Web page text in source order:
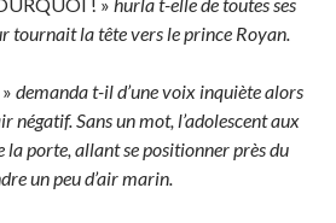
tournait la tête vers le prince Royan.
demanda t-il d’une voix inquiète alors
négatif. Sans un mot, l’adolescent aux
la porte, allant se positionner près du
un peu d’air marin.